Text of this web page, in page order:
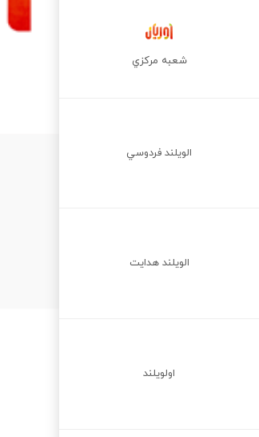
شعبه مركزي
الويلند فردوسي
الويلند هدايت
اولويلند